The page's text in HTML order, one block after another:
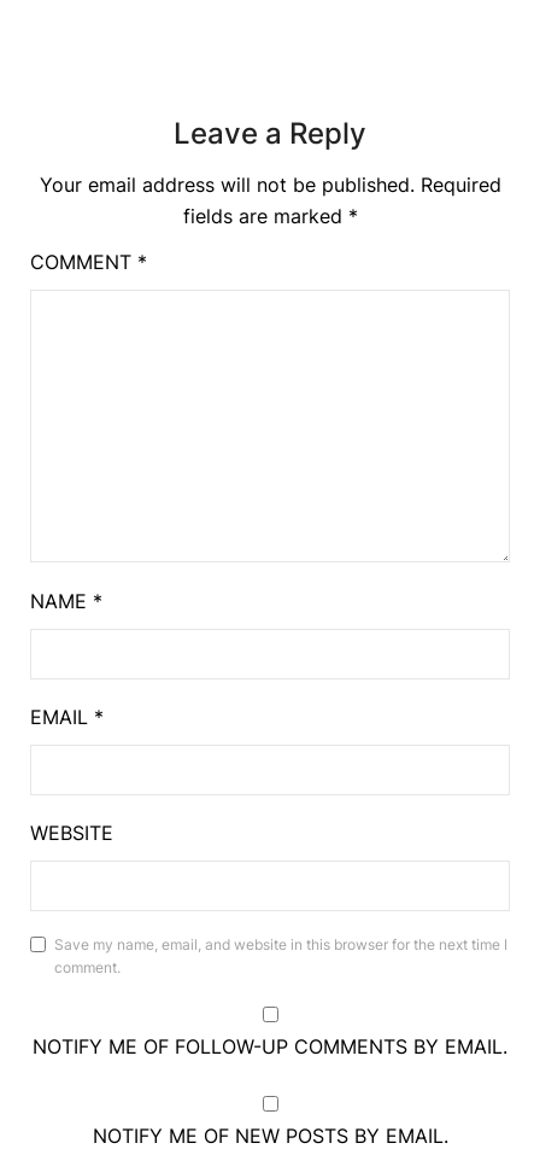
Leave a Reply
Your email address will not be published. Required
fields are marked *
COMMENT *
NAME *
EMAIL *
WEBSITE
Save my name, email, and website in this browser for the next time I
comment.
NOTIFY ME OF FOLLOW-UP COMMENTS BY EMAIL.
NOTIFY ME OF NEW POSTS BY EMAIL.